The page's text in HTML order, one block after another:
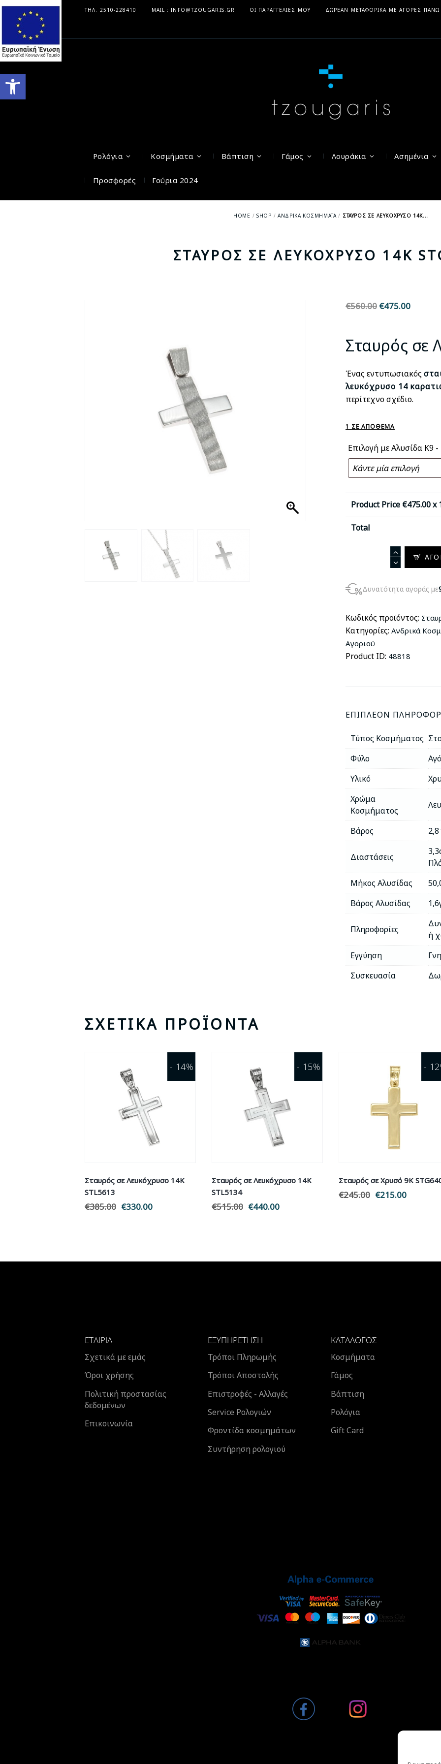
Ανοίξτε τη γραμμή εργαλείων
ΤΗΛ. 2510-228410 MAIL : INFO@TZOUGARIS.GR ΟΙ ΠΑΡΑΓΓΕΛΊΕΣ ΜΟΥ ΔΩΡΕΆΝ ΜΕΤΑΦΟΡΙΚΆ ΜΕ ΑΓΟΡΈΣ ΠΆΝΩ
Ρολόγια Κοσμήματα Βάπτιση Γάμος Λουράκια Ασημένια
Προσφορές Γούρια 2024
HOME SHOP ΑΝΔΡΙΚΆ ΚΟΣΜΉΜΑΤΑ ΣΤΑΥΡΌΣ ΣΕ ΛΕΥΚΌΧΡΥΣΟ 14Κ...
ΣΤΑΥΡΌΣ ΣΕ ΛΕΥΚΌΧΡΥΣΟ 14Κ
€560.00 Original
€560.00.
€475.00
είναι:
Σταυρός σε
Ένας εντυπωσιακός
λευκόχρυσο 14
περίτεχνο σχέδιο.
1 ΣΕ ΑΠΌΘΕΜΑ
Επιλογή με Αλυσίδα K9
Product Price €475.00x
Total
14Κ
ποσότητα
Δυνατότητα αγοράς με
Κωδικός προϊόντος:
Κατηγορίες: Ανδρικά
Αγοριού
Product ID: 48818
ΕΠΙΠΛΈΟΝ
Τύπος Κοσμήματος
Φύλο
Υλικό
Χρώμα
Κοσμήματος
Βάρος 2,8
Διαστάσεις
Μήκος Αλυσίδας
Βάρος Αλυσίδας
Πληροφορίες
ή
Εγγύηση
Συσκευασία
ΣΧΕΤΙΚΆ ΠΡΟΪΌΝΤΑ
- 14%
Σταυρός σε Λευκόχρυσο 14Κ
STL5613
€385.00 Original
€330.00
- 15%
Σταυρός σε Λευκόχρυσο 14Κ
STL5134
€515.00 Original
€440.00
-
Σταυρός σε Χρυσό 9Κ
€245.00 Original
€215.00
ΕΤΑΙΡΊΑ
Σχετικά με εμάς
Όροι χρήσης
Πολιτική προστασίας
δεδομένων
Επικοινωνία
ΕΞΥΠΗΡΈΤΗΣΗ
Τρόποι Πληρωμής
Τρόποι Αποστολής
Επιστροφές - Αλλαγές
Service Ρολογιών
Φροντίδα κοσμημάτων
Συντήρηση ρολογιού
ΚΑΤΆΛΟΓΟΣ
Κοσμήματα
Γάμος
Βάπτιση
Ρολόγια
Gift Card